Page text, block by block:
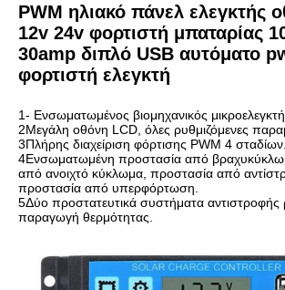
PWM ηλιακό πάνελ ελεγκτής
12v 24v φορτιστή μπαταρίας
30amp διπλό USB αυτόματο
φορτιστή ελεγκτή
1- Ενσωματωμένος βιομηχανικός
2Μεγάλη οθόνη LCD, όλες ρυθμιζόμενες
3Πλήρης διαχείριση φόρτισης PWM 4 σταδίων.
4Ενσωματωμένη προστασία από
από ανοιχτό κύκλωμα, προστασία από
προστασία από υπερφόρτωση.
5Δύο προστατευτικά συστήματα αντιστροφής
παραγωγή θερμότητας.